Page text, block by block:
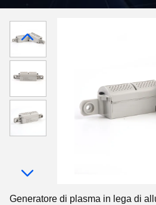
Generatore di plasma in lega di